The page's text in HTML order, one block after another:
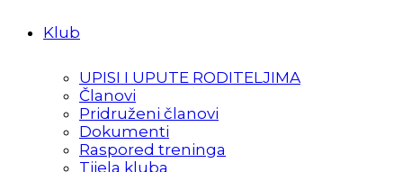
Klub
UPISI I UPUTE RODITELJIMA
Članovi
Pridruženi članovi
Dokumenti
Raspored treninga
Tijela kluba